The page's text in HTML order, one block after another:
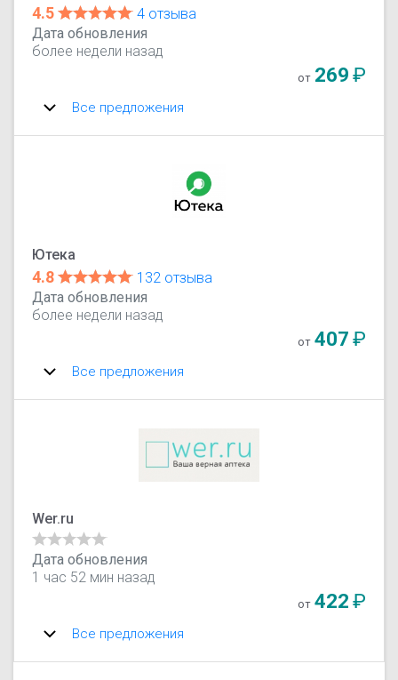
4.5
4 отзыва
Дата обновления
более недели назад
от 269₽
Все предложения
Ютека
4.8
132 отзыва
Дата обновления
более недели назад
от 407₽
Все предложения
Wer.ru
Дата обновления
1 час 52 мин назад
от 422₽
Все предложения